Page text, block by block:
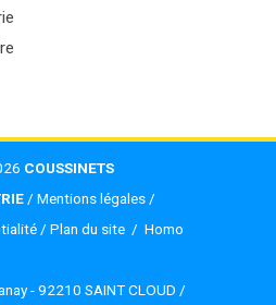
COUSSINETS
/ Mentions légales /
/ Plan du site / Homo
- 92210 SAINT CLOUD /